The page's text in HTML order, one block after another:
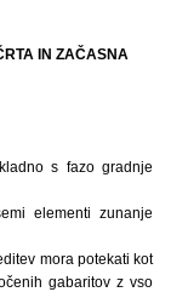
IN ZAČASNA
s fazo gradnje
elementi zunanje
mora potekati kot
gabaritov z vso